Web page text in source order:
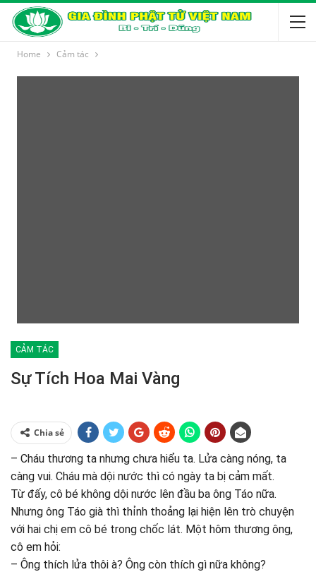
Home Cảm tác
CẢM TÁC
Sự Tích Hoa Mai Vàng
Chia sẻ
– Cháu thương ta nhưng chưa hiểu ta. Lửa càng nóng, ta
càng vui. Cháu mà dội nước thì có ngày ta bị cảm mất.
Từ đấy, cô bé không dội nước lên đầu ba ông Táo nữa.
Nhưng ông Táo già thì thỉnh thoảng lại hiện lên trò chuyện
với hai chị em cô bé trong chốc lát. Một hôm thương ông,
cô em hỏi:
– Ông thích lửa thôi à? Ông còn thích gì nữa không?